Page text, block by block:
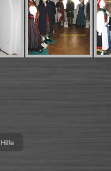
Hilfe